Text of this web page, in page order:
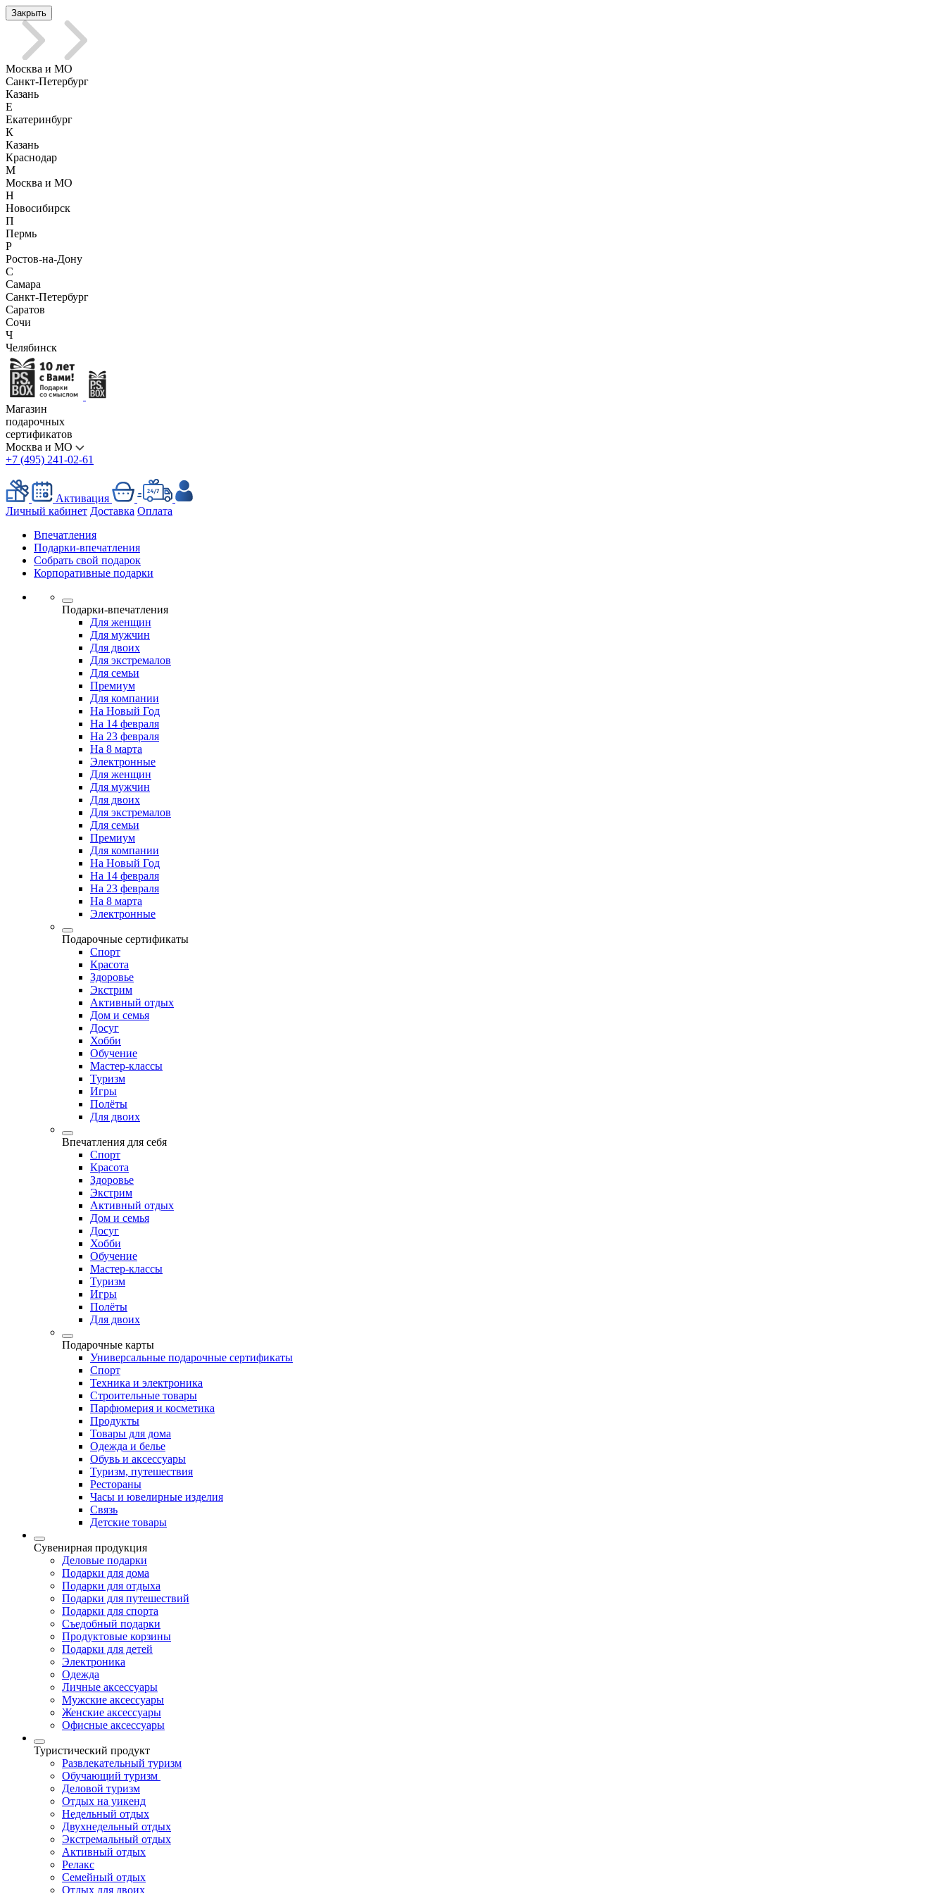
Закрыть
Москва и МО
Санкт-Петербург
Казань
Е
Екатеринбург
К
Казань
Краснодар
М
Москва и МО
Н
Новосибирск
П
Пермь
Р
Ростов-на-Дону
С
Самара
Санкт-Петербург
Саратов
Сочи
Ч
Челябинск
Магазин
подарочных
сертификатов
Москва и МО
+7 (495) 241-02-61
Активация
Личный кабинет Доставка Оплата
Впечатления
Подарки-впечатления
Собрать свой подарок
Корпоративные подарки
Подарки-впечатления
Для женщин
Для мужчин
Для двоих
Для экстремалов
Для семьи
Премиум
Для компании
На Новый Год
На 14 февраля
На 23 февраля
На 8 марта
Электронные
Для женщин
Для мужчин
Для двоих
Для экстремалов
Для семьи
Премиум
Для компании
На Новый Год
На 14 февраля
На 23 февраля
На 8 марта
Электронные
Подарочные сертификаты
Спорт
Красота
Здоровье
Экстрим
Активный отдых
Дом и семья
Досуг
Хобби
Обучение
Мастер-классы
Туризм
Игры
Полёты
Для двоих
Впечатления для себя
Спорт
Красота
Здоровье
Экстрим
Активный отдых
Дом и семья
Досуг
Хобби
Обучение
Мастер-классы
Туризм
Игры
Полёты
Для двоих
Подарочные карты
Универсальные подарочные сертификаты
Спорт
Техника и электроника
Строительные товары
Парфюмерия и косметика
Продукты
Товары для дома
Одежда и белье
Обувь и аксессуары
Туризм, путешествия
Рестораны
Часы и ювелирные изделия
Связь
Детские товары
Сувенирная продукция
Деловые подарки
Подарки для дома
Подарки для отдыха
Подарки для путешествий
Подарки для спорта
Съедобный подарки
Продуктовые корзины
Подарки для детей
Электроника
Одежда
Личные аксессуары
Мужские аксессуары
Женские аксессуары
Офисные аксессуары
Туристический продукт
Развлекательный туризм
Обучающий туризм
Деловой туризм
Отдых на уикенд
Недельный отдых
Двухнедельный отдых
Экстремальный отдых
Активный отдых
Релакс
Семейный отдых
Отдых для двоих